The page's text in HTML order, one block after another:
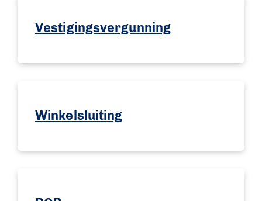
Vestigingsvergunning
Winkelsluiting